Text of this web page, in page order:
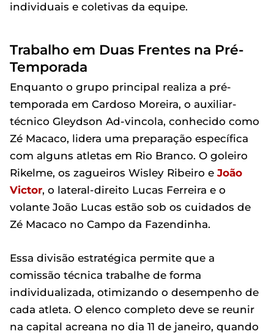
individuais e coletivas da equipe.
Trabalho em Duas Frentes na Pré-
Temporada
Enquanto o grupo principal realiza a pré-
temporada em Cardoso Moreira, o auxiliar-
técnico Gleydson Ad-vincola, conhecido como
Zé Macaco, lidera uma preparação específica
com alguns atletas em Rio Branco. O goleiro
Rikelme, os zagueiros Wisley Ribeiro e João
Victor, o lateral-direito Lucas Ferreira e o
volante João Lucas estão sob os cuidados de
Zé Macaco no Campo da Fazendinha.
Essa divisão estratégica permite que a
comissão técnica trabalhe de forma
individualizada, otimizando o desempenho de
cada atleta. O elenco completo deve se reunir
na capital acreana no dia 11 de janeiro, quando